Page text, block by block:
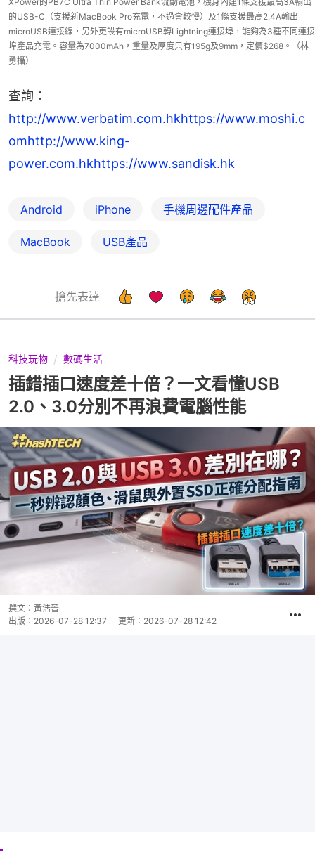
的USB-C（支援新MacBook Pro充電，不過會較慢）及1條支援最高2.4A輸出
microUSB連接線，另外更設有microUSB轉Lightning連接埠，能夠為3種不同連接
埠產品充電。容量為7000mAh，重量及厚度只有195g及9mm，定價$268。（林
勇攝）
查詢：
http://www.verbatim.com.hkhttps://www.moshi.c
omhttp://www.king-
power.com.hkhttps://www.sandisk.hk
Android iPhone 手機周邊配件產品
MacBook USB產品
搶先表達
科技玩物 數碼生活
插錯插口速度差十倍？一文看懂USB
2.0、3.0分別不再浪費電腦性能
撰文： 黃浩晉
出版： 2026-07-28 12:37 更新： 2026-07-28 12:42